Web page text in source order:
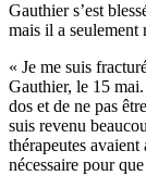
Gauthier s’est
mais il a seulement
« Je me suis
Gauthier, le 15
dos et de ne pas
suis revenu
thérapeutes
nécessaire pour